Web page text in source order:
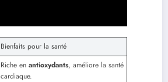
Bienfaits pour la santé
Riche en antioxydants, améliore la santé
cardiaque.